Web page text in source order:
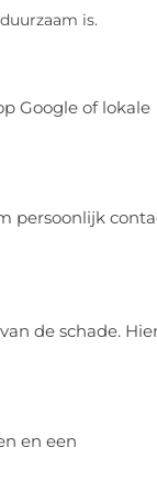
is.
Google of lokale
persoonlijk
de schade.
en een